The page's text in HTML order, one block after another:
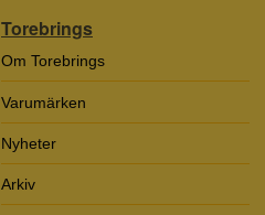
Torebrings
Om Torebrings
Varumärken
Nyheter
Arkiv